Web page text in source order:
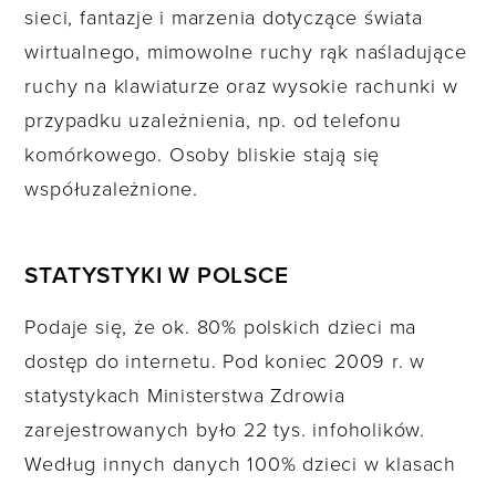
sieci, fantazje i marzenia dotyczące świata
wirtualnego, mimowolne ruchy rąk naśladujące
ruchy na klawiaturze oraz wysokie rachunki w
przypadku uzależnienia, np. od telefonu
komórkowego. Osoby bliskie stają się
współuzależnione.
STATYSTYKI W POLSCE
Podaje się, że ok. 80% polskich dzieci ma
dostęp do internetu. Pod koniec 2009 r. w
statystykach Ministerstwa Zdrowia
zarejestrowanych było 22 tys. infoholików.
Według innych danych 100% dzieci w klasach